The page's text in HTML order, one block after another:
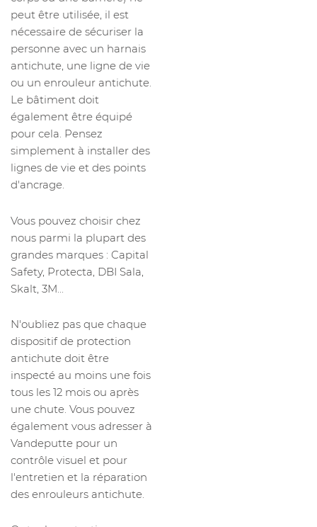
peut être utilisée, il est
nécessaire de sécuriser la
personne avec un harnais
antichute, une ligne de vie
ou un enrouleur antichute.
Le bâtiment doit
également être équipé
pour cela. Pensez
simplement à installer des
lignes de vie et des points
d'ancrage.
Vous pouvez choisir chez
nous parmi la plupart des
grandes marques : Capital
Safety, Protecta, DBI Sala,
Skalt, 3M...
N'oubliez pas que chaque
dispositif de protection
antichute doit être
inspecté au moins une fois
tous les 12 mois ou après
une chute. Vous pouvez
également vous adresser à
Vandeputte pour un
contrôle visuel et pour
l'entretien et la réparation
des enrouleurs antichute.